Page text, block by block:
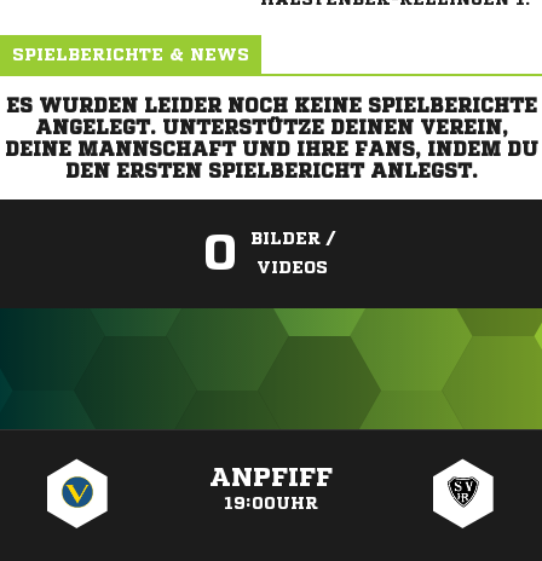
SPIELBERICHTE & NEWS
ES WURDEN LEIDER NOCH KEINE SPIELBERICHTE
ANGELEGT. UNTERSTÜTZE DEINEN VEREIN,
DEINE MANNSCHAFT UND IHRE FANS, INDEM DU
DEN ERSTEN SPIELBERICHT ANLEGST.
0
BILDER /
VIDEOS
ANPFIFF
19:00UHR